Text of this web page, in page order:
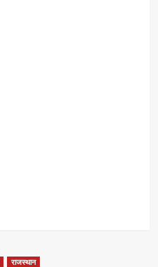
राजस्थान